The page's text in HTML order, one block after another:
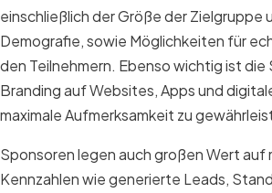
einschließlich der Größe der Zielgruppe
Demografie, sowie Möglichkeiten für
den Teilnehmern. Ebenso wichtig ist
Branding auf Websites, Apps und
maximale Aufmerksamkeit zu
Sponsoren legen auch großen Wert auf
Kennzahlen wie generierte Leads,